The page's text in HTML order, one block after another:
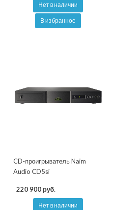
Нет в наличии
В избранное
CD-проигрыватель Naim
Audio CD5si
220 900 руб.
Нет в наличии